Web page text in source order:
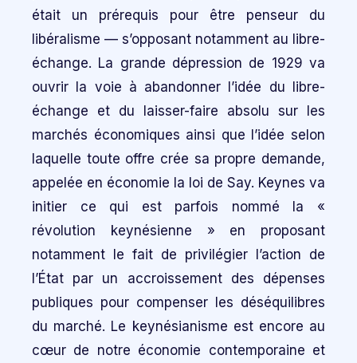
était un prérequis pour être penseur du
libéralisme — s’opposant notamment au libre-
échange. La grande dépression de 1929 va
ouvrir la voie à abandonner l’idée du libre-
échange et du laisser-faire absolu sur les
marchés économiques ainsi que l’idée selon
laquelle toute offre crée sa propre demande,
appelée en économie la loi de Say. Keynes va
initier ce qui est parfois nommé la «
révolution keynésienne » en proposant
notamment le fait de privilégier l’action de
l’État par un accroissement des dépenses
publiques pour compenser les déséquilibres
du marché. Le keynésianisme est encore au
cœur de notre économie contemporaine et